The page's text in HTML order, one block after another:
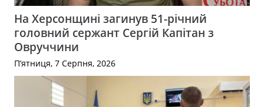
На Херсонщині загинув 51-річний
головний сержант Сергій Капітан з
Овруччини
П’ятниця, 7 Серпня, 2026